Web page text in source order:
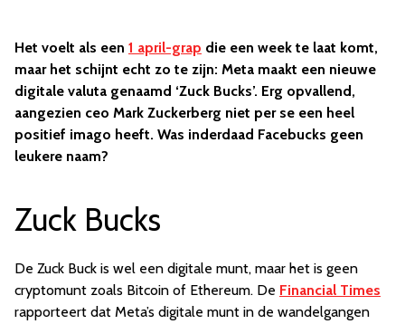
Het voelt als een 1 april-grap die een week te laat komt,
maar het schijnt echt zo te zijn: Meta maakt een nieuwe
digitale valuta genaamd ‘Zuck Bucks’. Erg opvallend,
aangezien ceo Mark Zuckerberg niet per se een heel
positief imago heeft. Was inderdaad Facebucks geen
leukere naam?
Zuck Bucks
De Zuck Buck is wel een digitale munt, maar het is geen
cryptomunt zoals Bitcoin of Ethereum. De Financial Times
rapporteert dat Meta’s digitale munt in de wandelgangen